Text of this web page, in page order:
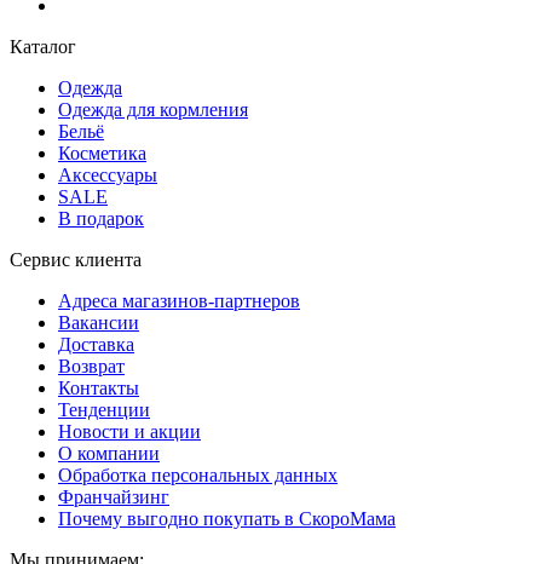
Каталог
Одежда
Одежда для кормления
Бельё
Косметика
Аксессуары
SALE
В подарок
Сервис клиента
Адреса магазинов-партнеров
Вакансии
Доставка
Возврат
Контакты
Тенденции
Новости и акции
О компании
Обработка персональных данных
Франчайзинг
Почему выгодно покупать в СкороМама
Мы принимаем: